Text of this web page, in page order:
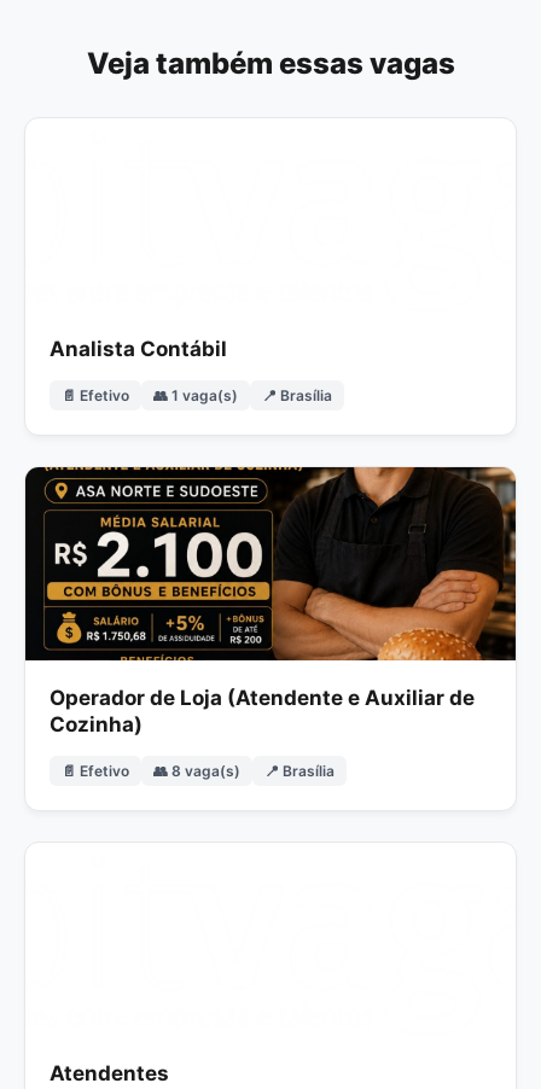
Veja também essas vagas
Analista Contábil
📄 Efetivo 👥 1 vaga(s) 📍 Brasília
Operador de Loja (Atendente e Auxiliar de
Cozinha)
📄 Efetivo 👥 8 vaga(s) 📍 Brasília
Atendentes